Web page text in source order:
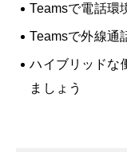
Teamsで電話環
Teamsで外線通
ハイブリッドな
ましょう